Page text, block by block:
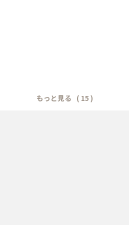
もっと見る